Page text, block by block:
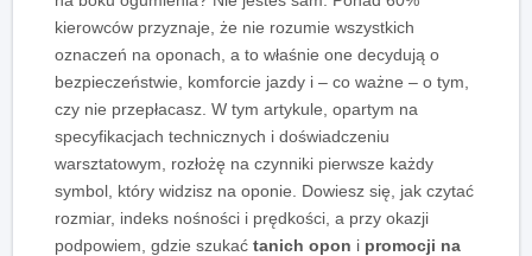
kierowców przyznaje, że nie rozumie wszystkich
oznaczeń na oponach, a to właśnie one decydują o
bezpieczeństwie, komforcie jazdy i – co ważne – o tym,
czy nie przepłacasz. W tym artykule, opartym na
specyfikacjach technicznych i doświadczeniu
warsztatowym, rozłożę na czynniki pierwsze każdy
symbol, który widzisz na oponie. Dowiesz się, jak czytać
rozmiar, indeks nośności i prędkości, a przy okazji
podpowiem, gdzie szukać tanich opon i promocji na